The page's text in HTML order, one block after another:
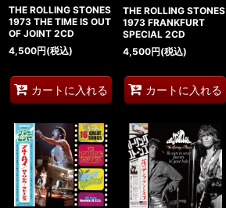
THE ROLLING STONES
1973 THE TIME IS OUT
OF JOINT 2CD
4,500円(税込)
カートに入れる
THE ROLLING STONES
1973 FRANKFURT
SPECIAL 2CD
4,500円(税込)
カートに入れる